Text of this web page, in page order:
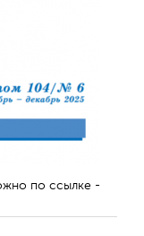
по ссылке -